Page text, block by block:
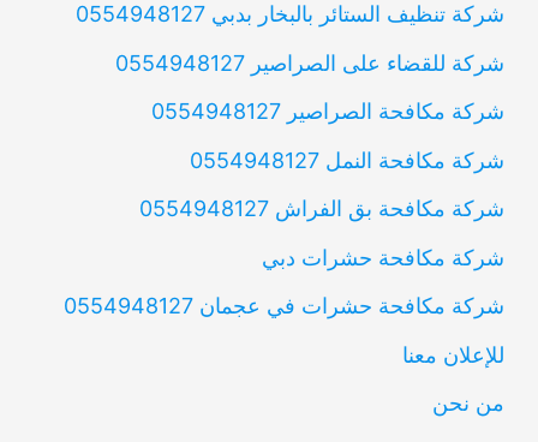
شركة تنظيف الستائر بالبخار بدبي 0554948127
شركة للقضاء على الصراصير 0554948127
شركة مكافحة الصراصير 0554948127
شركة مكافحة النمل 0554948127
شركة مكافحة بق الفراش 0554948127
شركة مكافحة حشرات دبي
شركة مكافحة حشرات في عجمان 0554948127
للإعلان معنا
من نحن